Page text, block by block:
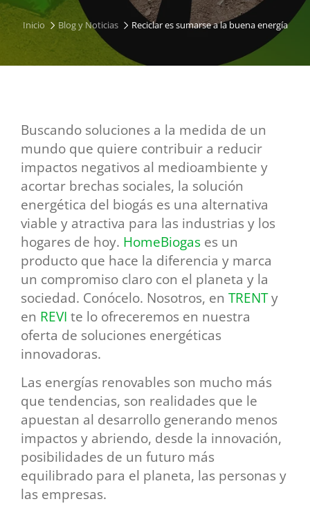
Inicio Blog y Noticias Reciclar es sumarse a la buena energía
Buscando soluciones a la medida de un
mundo que quiere contribuir a reducir
impactos negativos al medioambiente y
acortar brechas sociales, la solución
energética del biogás es una alternativa
viable y atractiva para las industrias y los
hogares de hoy. HomeBiogas es un
producto que hace la diferencia y marca
un compromiso claro con el planeta y la
sociedad. Conócelo. Nosotros, en TRENTy
en REVI te lo ofreceremos en nuestra
oferta de soluciones energéticas
innovadoras.
Las energías renovables son mucho más
que tendencias, son realidades que le
apuestan al desarrollo generando menos
impactos y abriendo, desde la innovación,
posibilidades de un futuro más
equilibrado para el planeta, las personas y
las empresas.